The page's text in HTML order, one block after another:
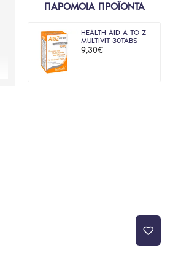
ΠΑΡΟΜΟΙΑ ΠΡΟΪΟΝΤΑ
HEALTH AID A TO Z
MULTIVIT 30TABS
9,30€